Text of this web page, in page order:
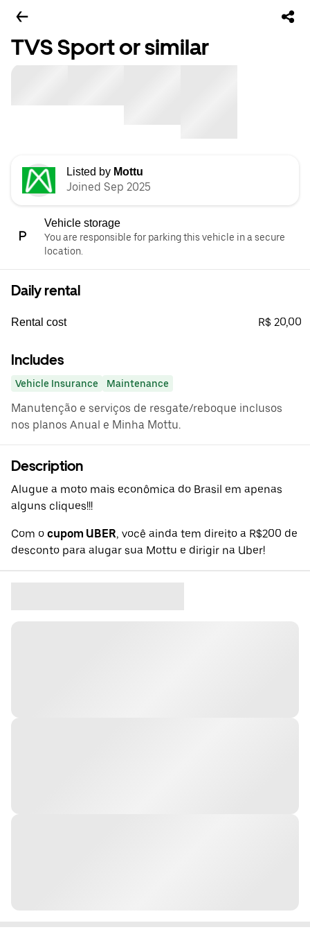
TVS Sport or similar
Listed by Mottu
Joined Sep 2025
Vehicle storage
You are responsible for parking this vehicle in a secure
location.
Daily rental
Rental cost R$ 20,00
Includes
Vehicle Insurance Maintenance
Manutenção e serviços de resgate/reboque inclusos
nos planos Anual e Minha Mottu.
Description
Alugue a moto mais econômica do Brasil em apenas
alguns cliques!!!
Com o cupom UBER, você ainda tem direito a R$200 de
desconto para alugar sua Mottu e dirigir na Uber!